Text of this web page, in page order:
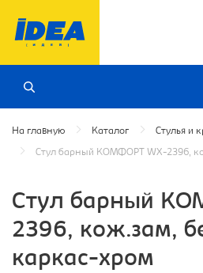
На главную Каталог Стулья и
Стул барный КОМФОРТ WX-2396,
Стул барный
2396, кож.зам,
каркас-хром